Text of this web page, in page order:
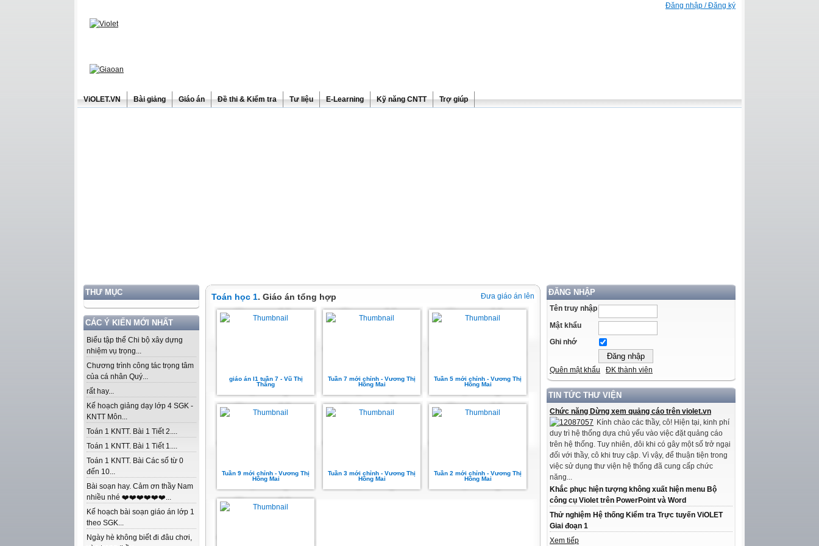
Đăng nhập / Đăng ký
ViOLET.VN Bài giảng Giáo án Đề thi & Kiểm tra Tư liệu E-Learning Kỹ năng CNTT Trợ giúp
THƯ MỤC
CÁC Ý KIẾN MỚI NHẤT
Biểu tập thể Chi bộ xây dựng
nhiệm vụ trọng...
Chương trình công tác trọng tâm
của cá nhân Quý...
rất hay...
Kế hoạch giảng dạy lớp 4 SGK -
KNTT Môn...
Toán 1 KNTT. Bài 1 Tiết 2....
Toán 1 KNTT. Bài 1 Tiết 1....
Toán 1 KNTT. Bài Các số từ 0
đến 10...
Bài soạn hay. Cảm ơn thầy Nam
nhiều nhé ❤️❤️❤️❤️❤️❤️...
Kế hoạch bài soạn giáo án lớp 1
theo SGK...
Ngày hè không biết đi đâu chơi,
ĐĂNG NHẬP
Tên truy nhập
Mật khẩu
Ghi nhớ
Quên mật khẩu ĐK thành viên
TIN TỨC THƯ VIỆN
Chức năng Dừng xem quảng cáo trên violet.vn
Kính chào các thầy, cô! Hiện tại, kinh phí
duy trì hệ thống dựa chủ yếu vào việc đặt quảng cáo
trên hệ thống. Tuy nhiên, đôi khi có gây một số trở ngại
đối với thầy, cô khi truy cập. Vì vậy, để thuận tiện trong
việc sử dụng thư viện hệ thống đã cung cấp chức
năng...
Khắc phục hiện tượng không xuất hiện menu Bộ
công cụ Violet trên PowerPoint và Word
Thử nghiệm Hệ thống Kiểm tra Trực tuyến ViOLET
Giai đoạn 1
Xem tiếp
Đưa giáo án lên
Toán học 1. Giáo án tổng hợp
giáo án l1 tuần 7 - Vũ Thị
Thắng
Tuần 7 mới chỉnh - Vương Thị
Hồng Mai
Tuần 5 mới chỉnh - Vương Thị
Hồng Mai
Tuần 9 mới chỉnh - Vương Thị
Hồng Mai
Tuần 3 mới chỉnh - Vương Thị
Hồng Mai
Tuần 2 mới chỉnh - Vương Thị
Hồng Mai